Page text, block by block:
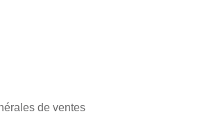
de ventes